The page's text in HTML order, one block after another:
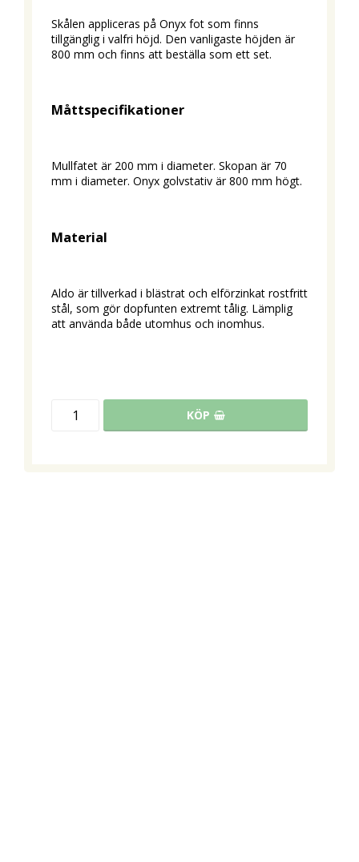
Skålen appliceras på Onyx fot som finns
tillgänglig i valfri höjd. Den vanligaste höjden är
800 mm och finns att beställa som ett set.
Måttspecifikationer
Mullfatet är 200 mm i diameter. Skopan är 70
mm i diameter. Onyx golvstativ är 800 mm högt.
Material
Aldo är tillverkad i blästrat och elförzinkat rostfritt
stål, som gör dopfunten extremt tålig. Lämplig
att använda både utomhus och inomhus.
KÖP